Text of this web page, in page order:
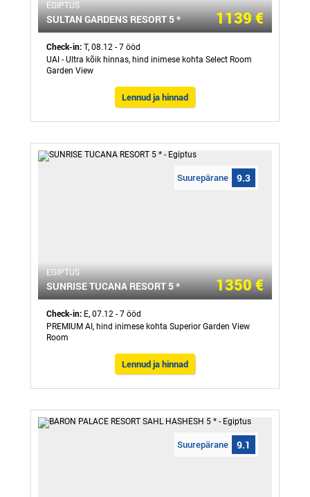
ЕGIPTUS
SULTAN GARDENS RESORT 5 * 1139 €
Check-in: T, 08.12 - 7 ööd
UAI - Ultra kõik hinnas, hind inimese kohta Select Room
Garden View
Lennud ja hinnad
Suurepärane 9.3
ЕGIPTUS
SUNRISE TUCANA RESORT 5 * 1350 €
Check-in: E, 07.12 - 7 ööd
PREMIUM AI, hind inimese kohta Superior Garden View
Room
Lennud ja hinnad
Suurepärane 9.1